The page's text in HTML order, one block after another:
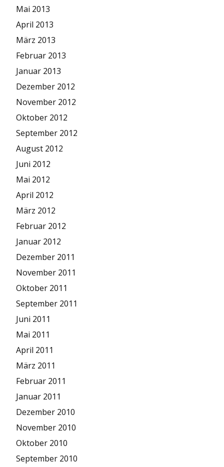
Mai 2013
April 2013
März 2013
Februar 2013
Januar 2013
Dezember 2012
November 2012
Oktober 2012
September 2012
August 2012
Juni 2012
Mai 2012
April 2012
März 2012
Februar 2012
Januar 2012
Dezember 2011
November 2011
Oktober 2011
September 2011
Juni 2011
Mai 2011
April 2011
März 2011
Februar 2011
Januar 2011
Dezember 2010
November 2010
Oktober 2010
September 2010